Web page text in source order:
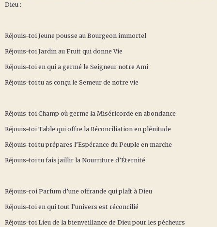
Dieu :
Réjouis-toi Jeune pousse au Bourgeon immortel
Réjouis-toi Jardin au Fruit qui donne Vie
Réjouis-toi en qui a germé le Seigneur notre Ami
Réjouis-toi tu as conçu le Semeur de notre vie
Réjouis-toi Champ où germe la Miséricorde en abondance
Réjouis-toi Table qui offre la Réconciliation en plénitude
Réjouis-toi tu prépares l’Espérance du Peuple en marche
Réjouis-toi tu fais jaillir la Nourriture d’Éternité
Réjouis-roi Parfum d’une offrande qui plaît à Dieu
Réjouis-toi en qui tout l’univers est réconcilié
Réjouis-toi Lieu de la bienveillance de Dieu pour les pécheurs